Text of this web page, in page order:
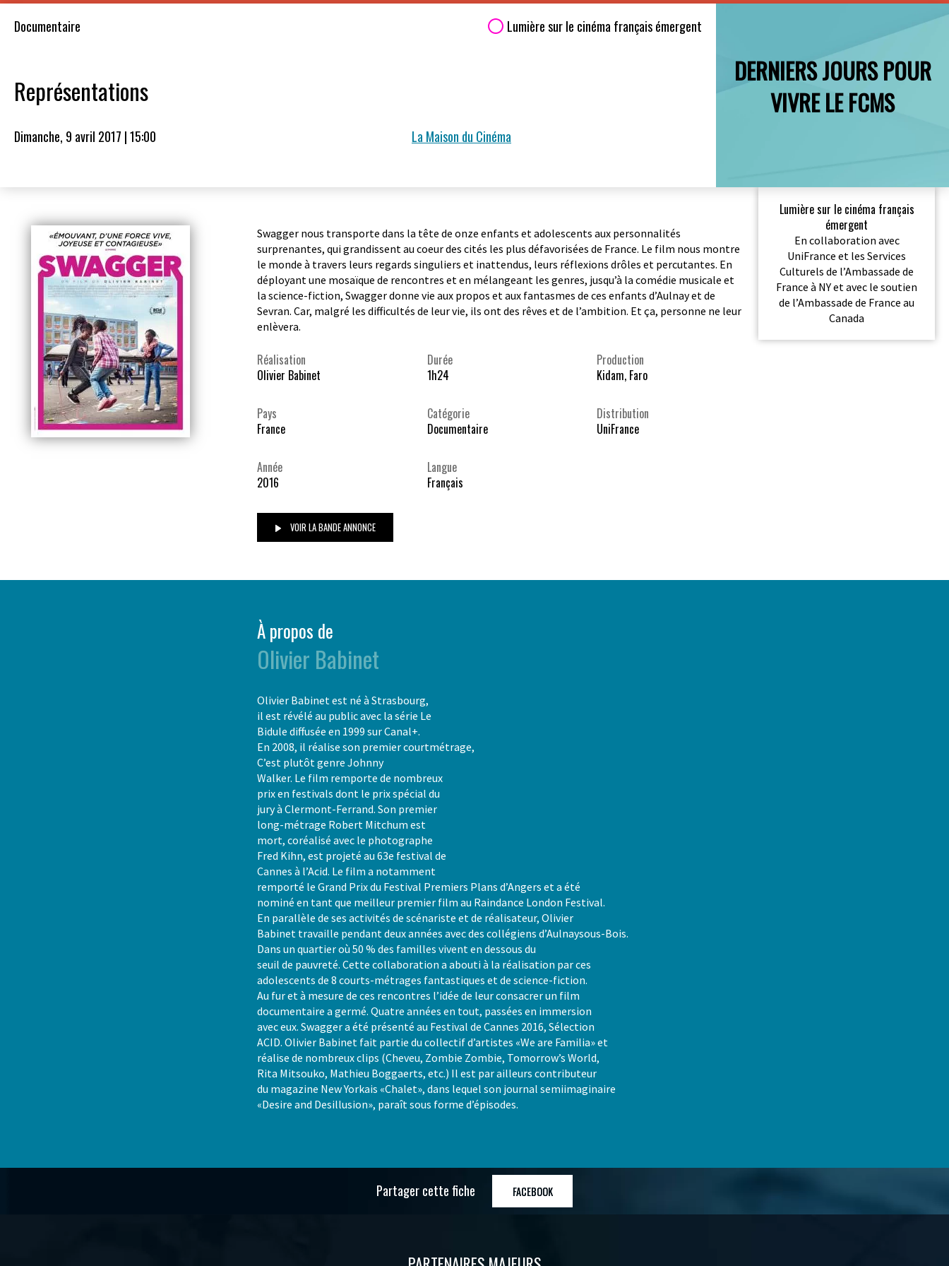
Documentaire Lumière sur le cinéma français émergent
Représentations
Dimanche, 9 avril 2017 | 15:00 La Maison du Cinéma
DERNIERS JOURS POUR
VIVRE LE FCMS
Lumière sur le cinéma français
émergent
En collaboration avec
UniFrance et les Services
Culturels de l’Ambassade de
France à NY et avec le soutien
de l’Ambassade de France au
Canada
Swagger nous transporte dans la tête de onze enfants et adolescents aux personnalités
surprenantes, qui grandissent au coeur des cités les plus défavorisées de France. Le film nous montre
le monde à travers leurs regards singuliers et inattendus, leurs réflexions drôles et percutantes. En
déployant une mosaïque de rencontres et en mélangeant les genres, jusqu’à la comédie musicale et
la science-fiction, Swagger donne vie aux propos et aux fantasmes de ces enfants d’Aulnay et de
Sevran. Car, malgré les difficultés de leur vie, ils ont des rêves et de l’ambition. Et ça, personne ne leur
enlèvera.
Réalisation
Olivier Babinet
Pays
France
Année
2016
Durée
1h24
Catégorie
Documentaire
Langue
Français
Production
Kidam, Faro
Distribution
UniFrance
VOIR LA BANDE ANNONCE
À propos de
Olivier Babinet
Olivier Babinet est né à Strasbourg,
il est révélé au public avec la série Le
Bidule diffusée en 1999 sur Canal+.
En 2008, il réalise son premier courtmétrage,
C’est plutôt genre Johnny
Walker. Le film remporte de nombreux
prix en festivals dont le prix spécial du
jury à Clermont-Ferrand. Son premier
long-métrage Robert Mitchum est
mort, coréalisé avec le photographe
Fred Kihn, est projeté au 63e festival de
Cannes à l’Acid. Le film a notamment
remporté le Grand Prix du Festival Premiers Plans d’Angers et a été
nominé en tant que meilleur premier film au Raindance London Festival.
En parallèle de ses activités de scénariste et de réalisateur, Olivier
Babinet travaille pendant deux années avec des collégiens d’Aulnaysous-Bois.
Dans un quartier où 50 % des familles vivent en dessous du
seuil de pauvreté. Cette collaboration a abouti à la réalisation par ces
adolescents de 8 courts-métrages fantastiques et de science-fiction.
Au fur et à mesure de ces rencontres l’idée de leur consacrer un film
documentaire a germé. Quatre années en tout, passées en immersion
avec eux. Swagger a été présenté au Festival de Cannes 2016, Sélection
ACID. Olivier Babinet fait partie du collectif d’artistes «We are Familia» et
réalise de nombreux clips (Cheveu, Zombie Zombie, Tomorrow’s World,
Rita Mitsouko, Mathieu Boggaerts, etc.) Il est par ailleurs contributeur
du magazine New Yorkais «Chalet», dans lequel son journal semiimaginaire
«Desire and Desillusion», paraît sous forme d’épisodes.
Partager cette fiche FACEBOOK